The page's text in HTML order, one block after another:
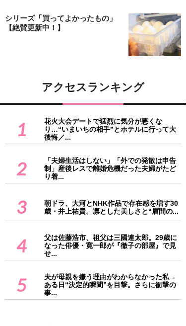
シリーズ「買ってよかったもの」
【絶賛更新中！】
アクセスランキング
1
花火大会デートで猛烈に気分が悪くな
り…“いまいちの相手”とホテルに行って大
後悔／...
2
「夫婦生活はしない」「外での発散は申告
制」産後レスで離婚危機だった夫婦がたど
り着...
3
朝ドラ、大河とNHK作品で存在感を増す30
歳・井上祐貴。凛とした美しさと“眉間の...
4
父は佐藤浩市、祖父は三國連太郎。29歳に
なった俳優・寛一郎が『徹子の部屋』で見
せ...
5
夫が母親を嫌う理由がわからなかった私→
ある日“決定的瞬間”を目撃。さらに衝撃の
事...